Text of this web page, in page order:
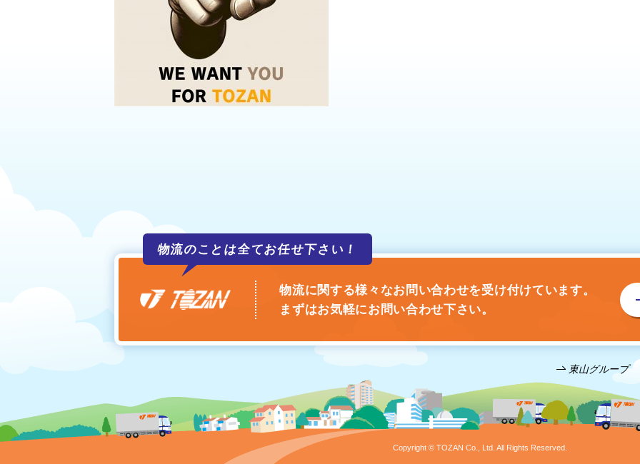
物流のことは全てお任せ下さい！
物流に関する様々なお問い合わせを受け付けています。
まずはお気軽にお問い合わせ下さい。
東山グループ
Copyright © TOZAN Co., Ltd. All Rights Reserved.